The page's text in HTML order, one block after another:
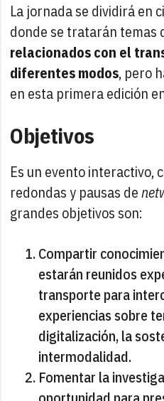
La jornada se dividirá en
donde se tratarán temas
relacionados con el
diferentes modos, pero
en esta primera edición
Objetivos
Es un evento interactivo,
redondas y pausas de
grandes objetivos son:
Compartir
estarán reunidos
transporte para
experiencias sobre
digitalización, la
intermodalidad.
Fomentar la